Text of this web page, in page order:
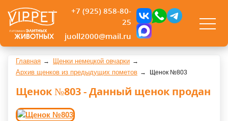
+7 (925) 858-80-
25
juoll2000@mail.ru
Главная
Щенки немецкой овчарки
Архив щенков из предыдущих пометов
Щенок №803
Щенок №803 - Данный щенок продан